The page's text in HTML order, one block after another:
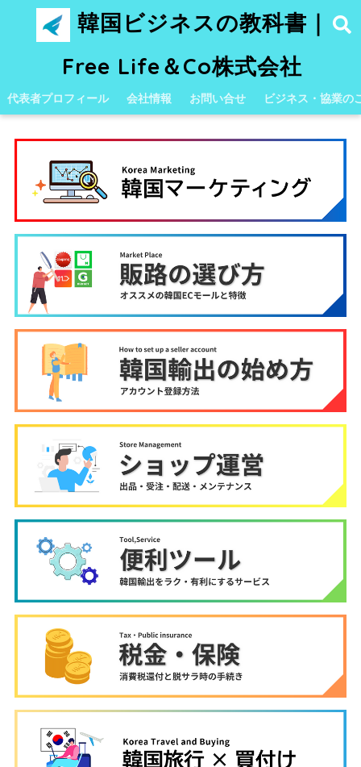
韓国ビジネスの教科書｜
Free Life＆Co株式会社
代表者プロフィール 会社情報 お問い合せ ビジネス・協業の